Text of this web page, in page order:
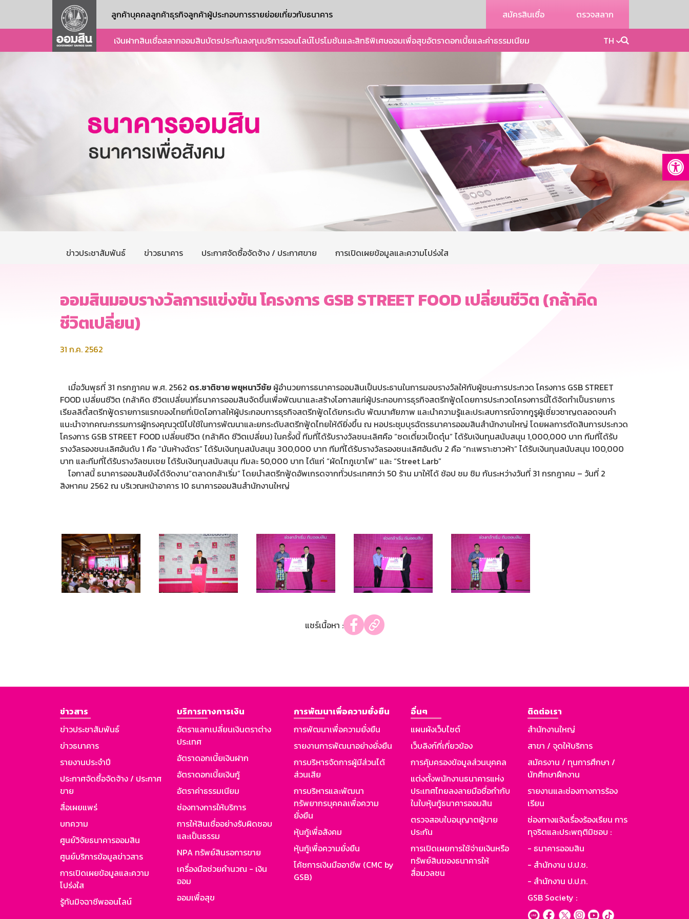
ลูกค้าบุคคลลูกค้าธุรกิจลูกค้าผู้ประกอบการรายย่อยเกี่ยวกับธนาคาร สมัครสินเชื่อ ตรวจสลาก
เงินฝากสินเชื่อสลากออมสินบัตรประกันลงทุนบริการออนไลน์โปรโมชันและสิทธิพิเศษออมเพื่อสุขอัตราดอกเบี้ยและค่าธรรมเนียม TH
ข่าวประชาสัมพันธ์ ข่าวธนาคาร ประกาศจัดซื้อจัดจ้าง / ประกาศขาย การเปิดเผยข้อมูลและความโปร่งใส
ออมสินมอบรางวัลการแข่งขัน โครงการ GSB STREET FOOD เปลี่ยนชีวิต (กล้าคิด
ชีวิตเปลี่ยน)
31 ก.ค. 2562
เมื่อวันพุธที่ 31 กรกฎาคม พ.ศ. 2562 ดร.ชาติชาย พยุหนาวีชัย ผู้อำนวยการธนาคารออมสินเป็นประธานในการมอบรางวัลให้กับผู้ชนะการประกวด โครงการ GSB STREET
FOOD เปลี่ยนชีวิต (กล้าคิด ชีวิตเปลี่ยน)ที่ธนาคารออมสินจัดขึ้นเพื่อพัฒนาและสร้างโอกาสแก่ผู้ประกอบการธุรกิจสตรีทฟู้ดโดยการประกวดโครงการนี้ได้จัดทำเป็นรายการ
เรียลลิตี้สตรีทฟู้ดรายการแรกของไทยที่เปิดโอกาสให้ผู้ประกอบการธุรกิจสตรีทฟู้ดได้ยกระดับ พัฒนาศัยภาพ และนำความรู้และประสบการณ์จากกูรูผู้เชี่ยวชาญตลอดจนคำ
แนะนำจากคณะกรรมการผู้ทรงคุณวุฒิไปใช้ในการพัฒนาและยกระดับสตรีทฟู้ดไทยให้ดียิ่งขึ้น ณ หอประชุมบุรฉัตรธนาคารออมสินสำนักงานใหญ่ โดยผลการตัดสินการประกวด
โครงการ GSB STREET FOOD เปลี่ยนชีวิต (กล้าคิด ชีวิตเปลี่ยน) ในครั้งนี้ ทีมที่ได้รับรางวัลชนะเลิศคือ “ซดเตี๋ยวเป็ดตุ๋น” ได้รับเงินทุนสนับสนุน 1,000,000 บาท ทีมที่ได้รับ
รางวัลรองชนะเลิศอันดับ 1 คือ “มันห้างฉัตร” ได้รับเงินทุนสนับสนุน 300,000 บาท ทีมที่ได้รับรางวัลรองชนะเลิศอันดับ 2 คือ “กะเพราะซาวห้า” ได้รับเงินทุนสนับสนุน 100,000
บาท และทีมที่ได้รับรางวัลชมเชย ได้รับเงินทุนสนับสนุน ทีมละ 50,000 บาท ได้แก่ “ผัดไทภูเขาไฟ” และ “Street Larb”
โอกาสนี้ ธนาคารออมสินยังได้จัดงาน“ตลาดกล้าเริ่ม” โดยนำสตรีทฟู้ดอัพเกรดจากทั่วประเทศกว่า 50 ร้าน มาให้ได้ ช้อป ชม ชิม กันระหว่างวันที่ 31 กรกฎาคม – วันที่ 2
สิงหาคม 2562 ณ บริเวณหน้าอาคาร 10 ธนาคารออมสินสำนักงานใหญ่
แชร์เนื้อหา :
ข่าวสาร
ข่าวประชาสัมพันธ์
ข่าวธนาคาร
รายงานประจำปี
ประกาศจัดซื้อจัดจ้าง / ประกาศ
ขาย
สื่อเผยแพร่
บทความ
ศูนย์วิจัยธนาคารออมสิน
ศูนย์บริการข้อมูลข่าวสาร
การเปิดเผยข้อมูลและความ
โปร่งใส
รู้ทันมิจฉาชีพออนไลน์
บริการทางการเงิน
อัตราแลกเปลี่ยนเงินตราต่าง
ประเทศ
อัตราดอกเบี้ยเงินฝาก
อัตราดอกเบี้ยเงินกู้
อัตราค่าธรรมเนียม
ช่องทางการให้บริการ
การให้สินเชื่ออย่างรับผิดชอบ
และเป็นธรรม
NPA ทรัพย์สินรอการขาย
เครื่องมือช่วยคำนวณ - เงิน
ออม
ออมเพื่อสุข
การพัฒนาเพื่อความยั่งยืน
การพัฒนาเพื่อความยั่งยืน
รายงานการพัฒนาอย่างยั่งยืน
การบริหารจัดการผู้มีส่วนได้
ส่วนเสีย
การบริหารและพัฒนา
ทรัพยากรบุคคลเพื่อความ
ยั่งยืน
หุ้นกู้เพื่อสังคม
หุ้นกู้เพื่อความยั่งยืน
โค้ชการเงินมืออาชีพ (CMC by
GSB)
อื่นๆ
แผนผังเว็บไซต์
เว็บลิงก์ที่เกี่ยวข้อง
การคุ้มครองข้อมูลส่วนบุคคล
แต่งตั้งพนักงานธนาคารแห่ง
ประเทศไทยลงลายมือชื่อกำกับ
ในใบหุ้นกู้ธนาคารออมสิน
ตรวจสอบใบอนุญาตผู้ขาย
ประกัน
การเปิดเผยการใช้จ่ายเงินหรือ
ทรัพย์สินของธนาคารให้
สื่อมวลชน
ติดต่อเรา
สำนักงานใหญ่
สาขา / จุดให้บริการ
สมัครงาน / ทุนการศึกษา /
นักศึกษาฝึกงาน
รายงานและช่องทางการร้อง
เรียน
ช่องทางแจ้งเรื่องร้องเรียน การ
ทุจริตและประพฤติมิชอบ :
- ธนาคารออมสิน
- สำนักงาน ป.ป.ช.
- สำนักงาน ป.ป.ท.
GSB Society :